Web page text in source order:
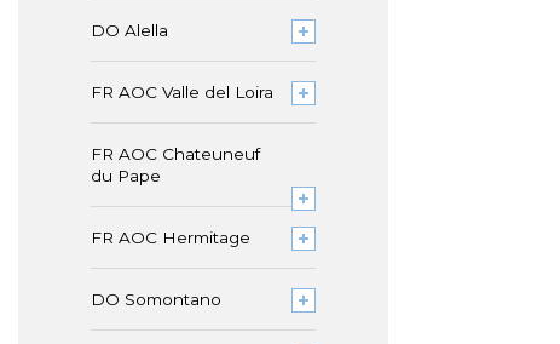
DO Alella
FR AOC Valle del Loira
FR AOC Chateuneuf
du Pape
FR AOC Hermitage
DO Somontano